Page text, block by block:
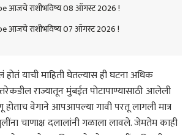
आजचे राशीभविष्य 08 ऑगस्ट 2026 !
आजचे राशीभविष्य 07 ऑगस्ट 2026 !
याची माहिती घेतल्यास ही घटना अधिक
राज्यातून मुंबईत पोटापाण्यासाठी आलेली
वेगाने आपआपल्या गावी परतू लागली मात्र
चाणाक्ष दलालांनी गळाला लावले. जेमतेम काही